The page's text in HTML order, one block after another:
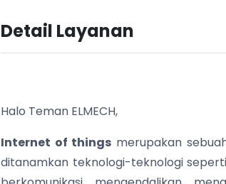
Detail Layanan
Halo Teman ELMECH,
Internet of things merupakan
ditanamkan teknologi-teknologi